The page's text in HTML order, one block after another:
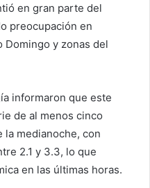
en gran parte del
preocupación en
Domingo y zonas del
informaron que este
de al menos cinco
medianoche, con
2.1 y 3.3, lo que
en las últimas horas.